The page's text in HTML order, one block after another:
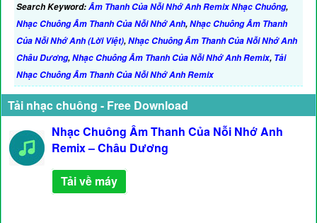
Search Keyword:Âm Thanh Của Nỗi Nhớ Anh Remix Nhạc Chuông,
Nhạc Chuông Âm Thanh Của Nỗi Nhớ Anh,Nhạc Chuông Âm Thanh
Của Nỗi Nhớ Anh (Lời Việt),Nhạc Chuông Âm Thanh Của Nỗi Nhớ Anh
Châu Dương,Nhạc Chuông Âm Thanh Của Nỗi Nhớ Anh Remix, Tải
Nhạc Chuông Âm Thanh Của Nỗi Nhớ Anh Remix
Tải nhạc chuông - Free Download
Nhạc Chuông Âm Thanh Của Nỗi Nhớ Anh
Remix – Châu Dương
Tải về máy